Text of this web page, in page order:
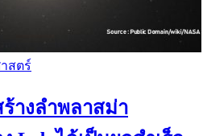
สตร์
างลำพลาสม่า